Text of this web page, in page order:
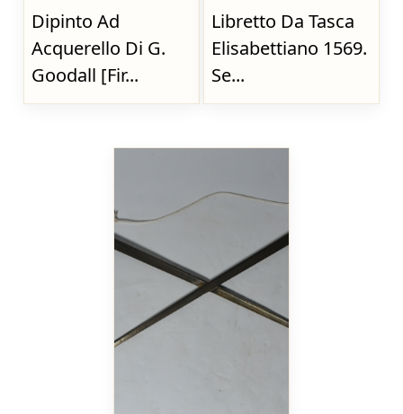
Dipinto Ad
Acquerello Di G.
Goodall [Fir...
Libretto Da Tasca
Elisabettiano 1569.
Se...